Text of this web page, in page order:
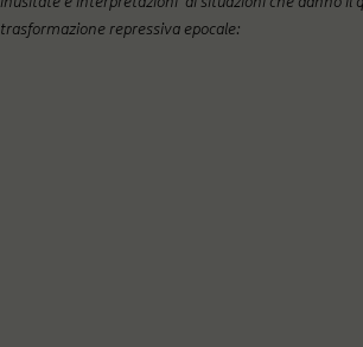
trasformazione repressiva epocale: